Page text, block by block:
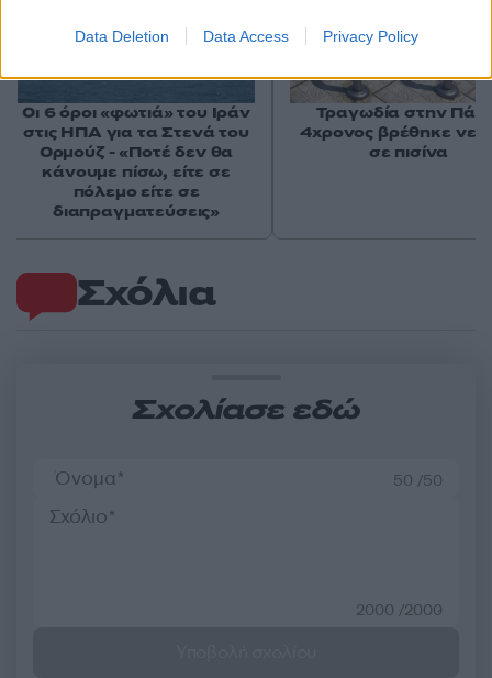
Data Deletion Data Access Privacy Policy
Σχόλια
Σχολίασε εδώ
50 /50
2000 /2000
Οι 6 όροι «φωτιά» του Ιράν
στις ΗΠΑ για τα Στενά του
Ορμούζ - «Ποτέ δεν θα
κάνουμε πίσω, είτε σε
πόλεμο είτε σε
διαπραγματεύσεις»
Τραγωδία στην
4χρονος βρέθηκε
σε πισίνα